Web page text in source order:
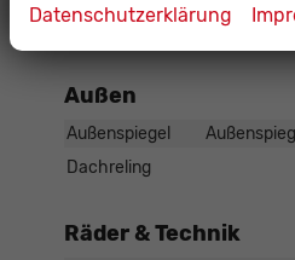
Außen
Außenspiegel
Dachreling
Räder & Technik
Datenschutzerklärung